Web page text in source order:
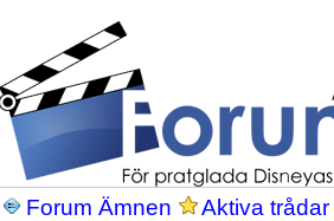
Forum Ämnen
Aktiva trådar